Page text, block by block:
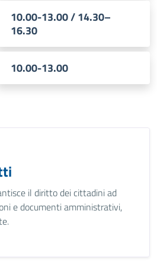
10.00-13.00 / 14.30–
16.30
10.00-13.00
il diritto dei cittadini ad
e documenti amministrativi,